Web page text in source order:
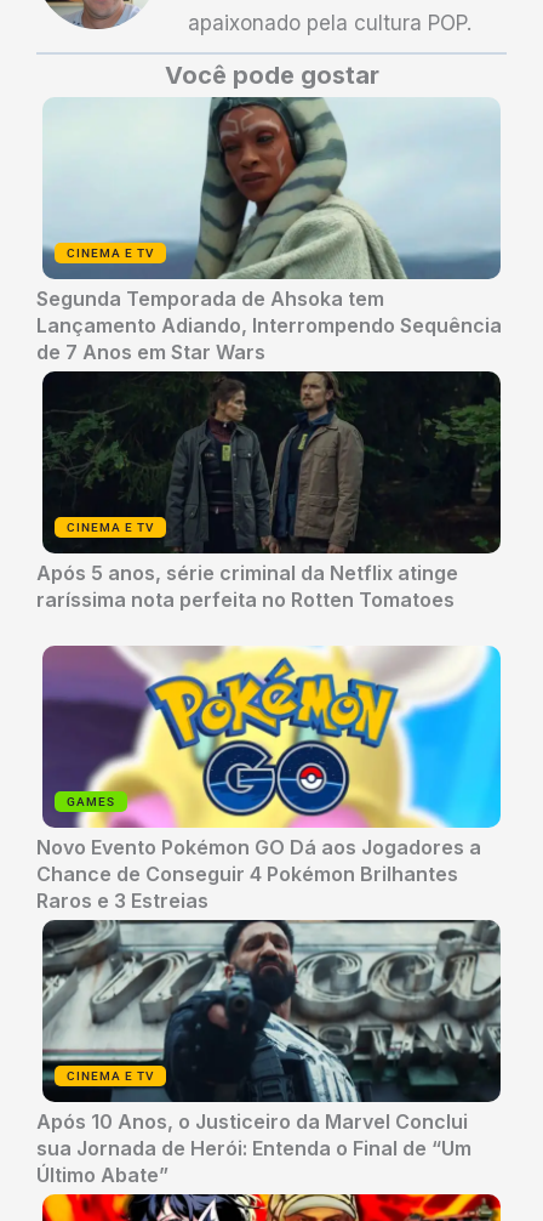
apaixonado pela cultura POP.
Você pode gostar
CINEMA E TV
Segunda Temporada de Ahsoka tem
Lançamento Adiando, Interrompendo Sequência
de 7 Anos em Star Wars
CINEMA E TV
Após 5 anos, série criminal da Netflix atinge
raríssima nota perfeita no Rotten Tomatoes
GAMES
Novo Evento Pokémon GO Dá aos Jogadores a
Chance de Conseguir 4 Pokémon Brilhantes
Raros e 3 Estreias
CINEMA E TV
Após 10 Anos, o Justiceiro da Marvel Conclui
sua Jornada de Herói: Entenda o Final de “Um
Último Abate”